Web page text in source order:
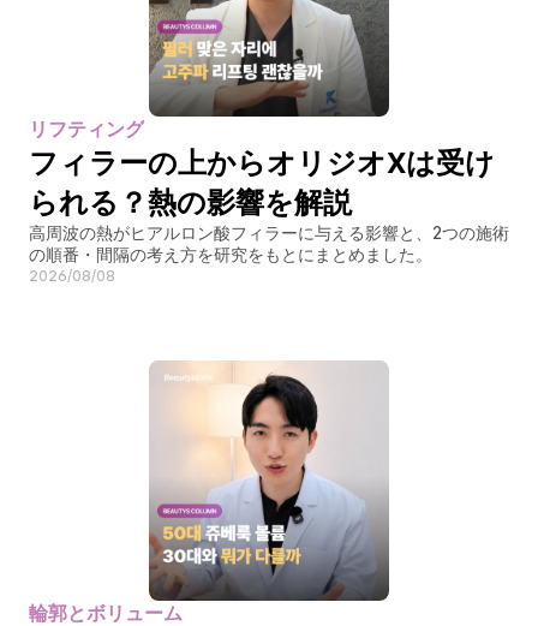
リフティング
フィラーの上からオリジオXは受け
られる？熱の影響を解説
高周波の熱がヒアルロン酸フィラーに与える影響と、2つの施術
の順番・間隔の考え方を研究をもとにまとめました。
2026/08/08
輪郭とボリューム